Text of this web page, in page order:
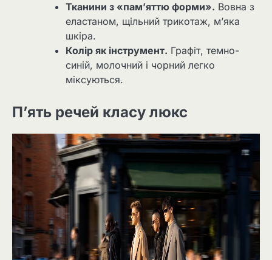
Тканини з «пам’яттю форми». Вовна з
еластаном, щільний трикотаж, м’яка
шкіра.
Колір як інструмент. Графіт, темно-
синій, молочний і чорний легко
міксуються.
П’ять речей класу люкс